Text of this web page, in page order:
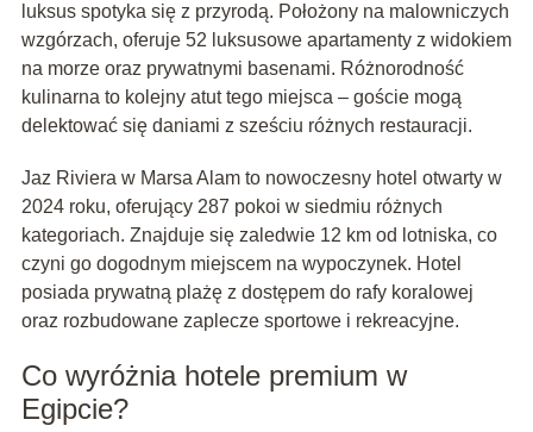
luksus spotyka się z przyrodą. Położony na malowniczych
wzgórzach, oferuje 52 luksusowe apartamenty z widokiem
na morze oraz prywatnymi basenami. Różnorodność
kulinarna to kolejny atut tego miejsca – goście mogą
delektować się daniami z sześciu różnych restauracji.
Jaz Riviera w Marsa Alam to nowoczesny hotel otwarty w
2024 roku, oferujący 287 pokoi w siedmiu różnych
kategoriach. Znajduje się zaledwie 12 km od lotniska, co
czyni go dogodnym miejscem na wypoczynek. Hotel
posiada prywatną plażę z dostępem do rafy koralowej
oraz rozbudowane zaplecze sportowe i rekreacyjne.
Co wyróżnia hotele premium w
Egipcie?